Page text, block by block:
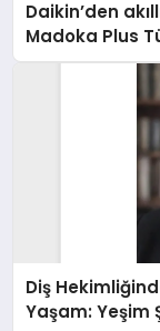
Daikin’den
Madoka Plus
Diş
Yaşam: Yeşim